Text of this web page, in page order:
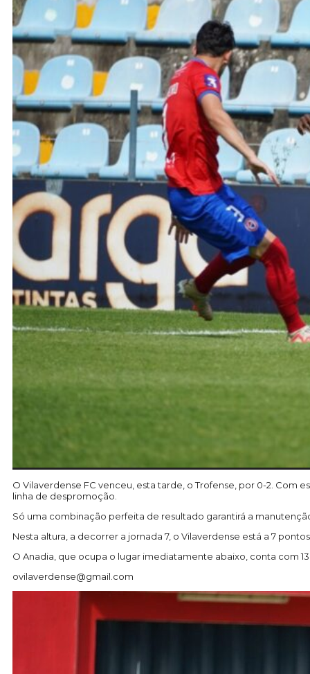
O Vilaverdense FC venceu, esta tarde, o Trofense, por 0-2. Com
linha de despromoção.
Só uma combinação perfeita de resultado garantirá a
Nesta altura, a decorrer a jornada 7, o Vilaverdense está a 7
O Anadia, que ocupa o lugar imediatamente abaixo, conta com
ovilaverdense@gmail.com